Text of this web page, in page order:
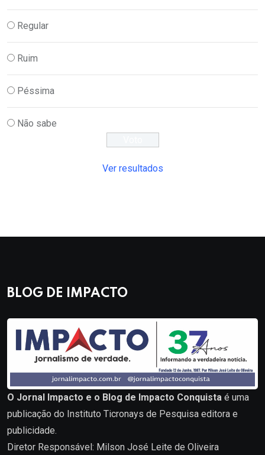
Regular
Ruim
Péssima
Não sabe
Ver resultados
BLOG DE IMPACTO
O Jornal Impacto e o Blog de Impacto Conquista é uma
publicação do Instituto Ticronays de Pesquisa editora e
publicidade.
Diretor Responsável: Milson José Leite de Oliveira